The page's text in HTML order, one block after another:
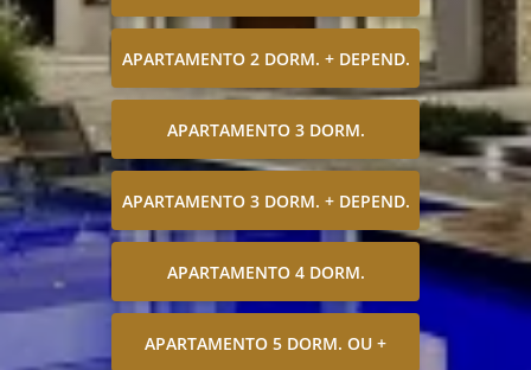
APARTAMENTO 2 DORM. + DEPEND.
APARTAMENTO 3 DORM.
APARTAMENTO 3 DORM. + DEPEND.
APARTAMENTO 4 DORM.
APARTAMENTO 5 DORM. OU +